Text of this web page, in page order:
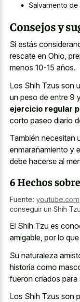
Salvamento
Consejos y
Si estás
rescate en Ohio,
menos 10-15 años.
Los Shih Tzus son
un peso de entre 9
ejercicio regular
corto paseo diario
También necesitan
enmarañamiento y
debe hacerse al
6 Hechos
Fuente: youtube.com
conseguir un Shih Tzu
El Shih Tzu es
amigable, por lo
Su naturaleza
historia como
fueron criados para
Los Shih Tzus son